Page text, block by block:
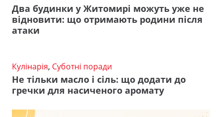
Два будинки у Житомирі можуть уже не
відновити: що отримають родини після
атаки
Кулінарія, Суботні поради
Не тільки масло і сіль: що додати до
гречки для насиченого аромату